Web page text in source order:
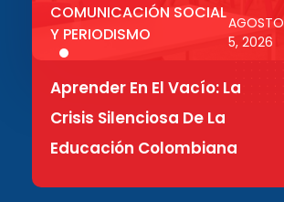
AGOSTO
5, 2026
COMUNICACIÓN SOCIAL
Y PERIODISMO
Aprender En El Vacío: La
Crisis Silenciosa De La
Educación Colombiana